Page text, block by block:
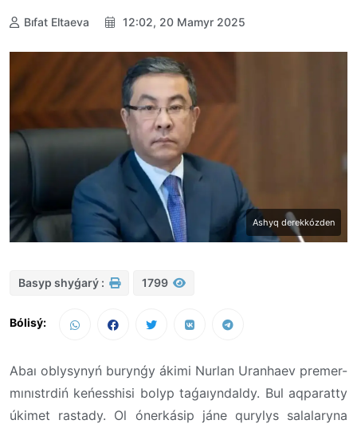
Bıfat Eltaeva 12:02, 20 Mamyr 2025
Ashyq derekkózden
Basyp shyǵarý : 1799
Bólisý:
Abaı oblysynyń burynǵy ákimi Nurlan Uranhaev premer-
mınıstrdiń keńesshisi bolyp taǵaıyndaldy. Bul aqparatty
úkimet rastady. Ol ónerkásip jáne qurylys salalaryna